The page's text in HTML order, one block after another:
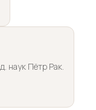
наук Пётр Рак.